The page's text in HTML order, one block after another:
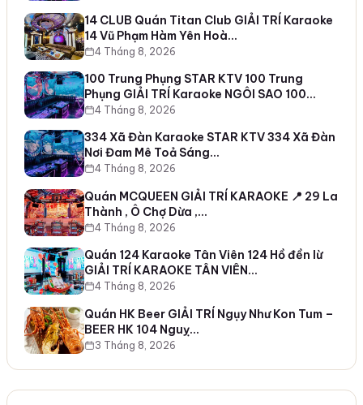
14 CLUB Quán Titan Club GIẢI TRÍ Karaoke
14 Vũ Phạm Hàm Yên Hoà…
4 Tháng 8, 2026
100 Trung Phụng STAR KTV 100 Trung
Phụng GIẢI TRÍ Karaoke NGÔI SAO 100…
4 Tháng 8, 2026
334 Xã Đàn Karaoke STAR KTV 334 Xã Đàn
Nơi Đam Mê Toả Sáng…
4 Tháng 8, 2026
Quán MCQUEEN GIẢI TRÍ KARAOKE 📍 29 La
Thành , Ô Chợ Dừa ,…
4 Tháng 8, 2026
Quán 124 Karaoke Tân Viên 124 Hồ đền lừ
GIẢI TRÍ KARAOKE TÂN VIÊN…
4 Tháng 8, 2026
Quán HK Beer GIẢI TRÍ Ngụy Như Kon Tum –
BEER HK 104 Nguỵ…
3 Tháng 8, 2026